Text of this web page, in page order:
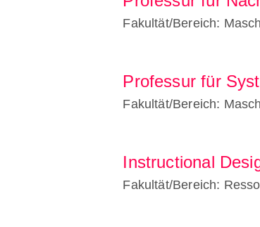
Fakultät/Bereich:
Professur für
Fakultät/Bereich:
Instructional
Fakultät/Bereich: